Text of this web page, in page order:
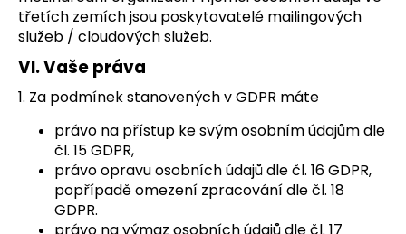
třetích zemích jsou poskytovatelé mailingových
služeb / cloudových služeb.
VI.Vaše práva
1. Za podmínek stanovených v GDPR máte
právo na přístup ke svým osobním údajům dle
čl. 15 GDPR,
právo opravu osobních údajů dle čl. 16 GDPR,
popřípadě omezení zpracování dle čl. 18
GDPR.
právo na výmaz osobních údajů dle čl. 17